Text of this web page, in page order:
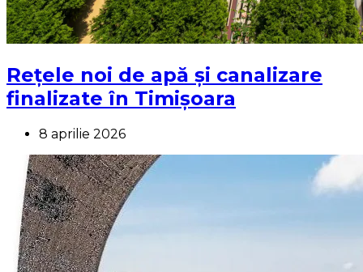
Rețele noi de apă și canalizare
finalizate în Timișoara
8 aprilie 2026